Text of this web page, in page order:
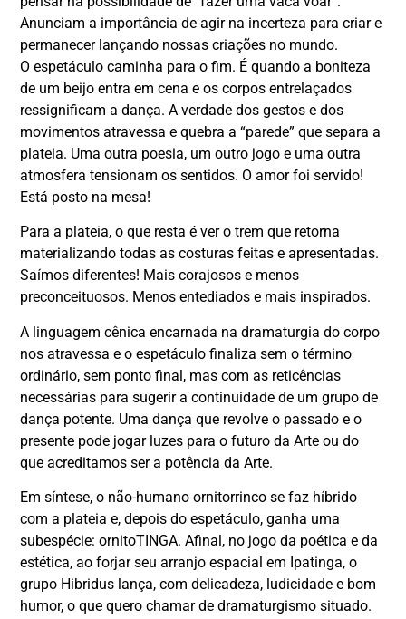
Anunciam a importância de agir na incerteza para criar e
permanecer lançando nossas criações no mundo.
O espetáculo caminha para o fim. É quando a boniteza
de um beijo entra em cena e os corpos entrelaçados
ressignificam a dança. A verdade dos gestos e dos
movimentos atravessa e quebra a “parede” que separa a
plateia. Uma outra poesia, um outro jogo e uma outra
atmosfera tensionam os sentidos. O amor foi servido!
Está posto na mesa!
Para a plateia, o que resta é ver o trem que retorna
materializando todas as costuras feitas e apresentadas.
Saímos diferentes! Mais corajosos e menos
preconceituosos. Menos entediados e mais inspirados.
A linguagem cênica encarnada na dramaturgia do corpo
nos atravessa e o espetáculo finaliza sem o término
ordinário, sem ponto final, mas com as reticências
necessárias para sugerir a continuidade de um grupo de
dança potente. Uma dança que revolve o passado e o
presente pode jogar luzes para o futuro da Arte ou do
que acreditamos ser a potência da Arte.
Em síntese, o não-humano ornitorrinco se faz híbrido
com a plateia e, depois do espetáculo, ganha uma
subespécie: ornitoTINGA. Afinal, no jogo da poética e da
estética, ao forjar seu arranjo espacial em Ipatinga, o
grupo Hibridus lança, com delicadeza, ludicidade e bom
humor, o que quero chamar de dramaturgismo situado.